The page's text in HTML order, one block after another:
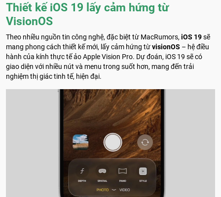
Thiết kế iOS 19 lấy cảm hứng từ
VisionOS
Theo nhiều nguồn tin công nghệ, đặc biệt từ MacRumors, iOS 19sẽ
mang phong cách thiết kế mới, lấy cảm hứng từvisionOS – hệ điều
hành của kính thực tế ảo Apple Vision Pro. Dự đoán, iOS 19 sẽ có
giao diện với nhiều nút và menu trong suốt hơn, mang đến trải
nghiệm thị giác tinh tế, hiện đại.